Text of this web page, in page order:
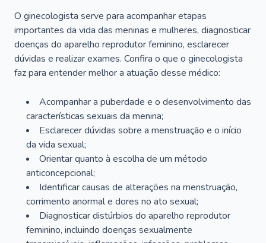
O ginecologista serve para acompanhar etapas
importantes da vida das meninas e mulheres, diagnosticar
doenças do aparelho reprodutor feminino, esclarecer
dúvidas e realizar exames. Confira o que o ginecologista
faz para entender melhor a atuação desse médico:
Acompanhar a puberdade e o desenvolvimento das
características sexuais da menina;
Esclarecer dúvidas sobre a menstruação e o início
da vida sexual;
Orientar quanto à escolha de um método
anticoncepcional;
Identificar causas de alterações na menstruação,
corrimento anormal e dores no ato sexual;
Diagnosticar distúrbios do aparelho reprodutor
feminino, incluindo doenças sexualmente